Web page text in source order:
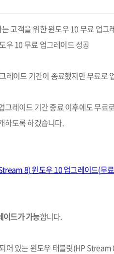
고객을 위한 윈도우10 무료 업그
우10 무료 업그레이드 성공
레이드 기간이 종료했지만 무료로
그레이드 기간 종료 이후에도 무료
하도록 하겠습니다.
8)윈도우10업그레이드(무
이드가 가능합니다.
어 있는 윈도우 태블릿(HP Stream